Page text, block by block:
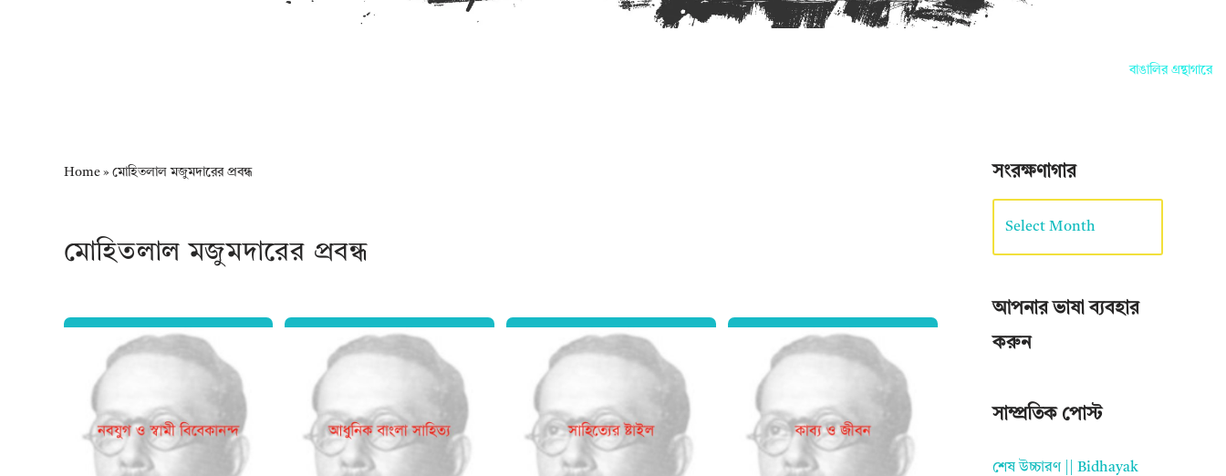
বাঙালির গ্রন্থাগারে
Home» মোহিতলাল মজুমদারের প্রবন্ধ
মোহিতলাল মজুমদারের প্রবন্ধ
সংরক্ষণাগার
আপনার ভাষা ব্যবহার
করুন
সাম্প্রতিক পোস্ট
শেষ উচ্চারণ || Bidhayak